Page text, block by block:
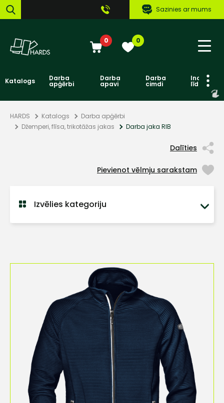
Sazinies ar mums
0 0
Katalogs Darba
apģērbi
Darba
apavi
Darba
cimdi līdzekļi
HARDS Katalogs
Darba apģērbi
Džemperi, flīsa, trikotāžas jakas
Darba jaka RIB
Dalīties
Pievienot vēlmju sarakstam
Izvēlies kategoriju